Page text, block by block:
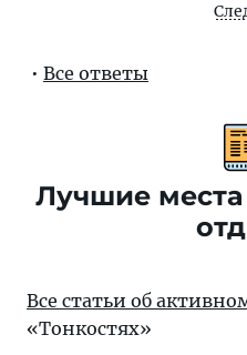
• Все ответы
Лучшие места
Все статьи об
«Тонкостях»